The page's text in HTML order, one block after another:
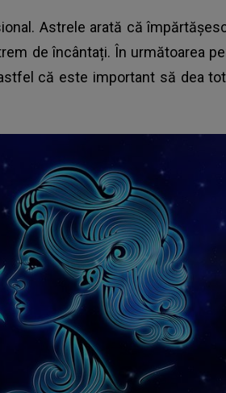
Astrele arată că
de încântați. În următoarea
că este important să dea